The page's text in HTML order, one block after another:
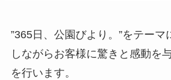
”365日、公園びより。”をテーマ
しながらお客様に驚きと感動を
を行います。